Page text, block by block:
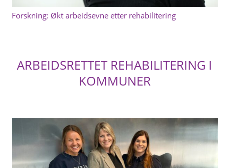
Forskning: Økt arbeidsevne etter rehabilitering
ARBEIDSRETTET REHABILITERING I
KOMMUNER